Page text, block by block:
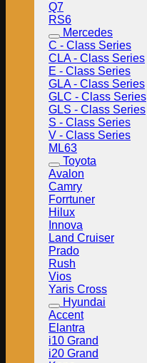
Q7
RS6
Mercedes
C - Class Series
CLA - Class Series
E - Class Series
GLA - Class Series
GLC - Class Series
GLS - Class Series
S - Class Series
V - Class Series
ML63
Toyota
Avalon
Camry
Forrtuner
Hilux
Innova
Land Cruiser
Prado
Rush
Vios
Yaris Cross
Hyundai
Accent
Elantra
i10 Grand
i20 Grand